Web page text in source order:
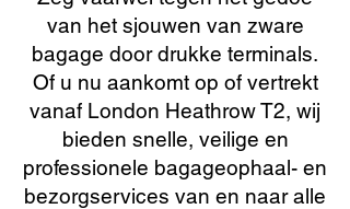
van het sjouwen van zware
bagage door drukke terminals.
Of u nu aankomt op of vertrekt
vanaf London Heathrow T2, wij
bieden snelle, veilige en
professionele bagageophaal- en
bezorgservices van en naar alle